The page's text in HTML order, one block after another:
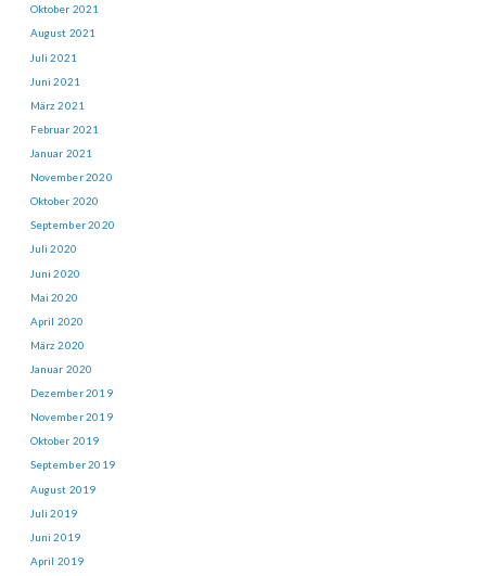
Oktober 2021
August 2021
Juli 2021
Juni 2021
März 2021
Februar 2021
Januar 2021
November 2020
Oktober 2020
September 2020
Juli 2020
Juni 2020
Mai 2020
April 2020
März 2020
Januar 2020
Dezember 2019
November 2019
Oktober 2019
September 2019
August 2019
Juli 2019
Juni 2019
April 2019